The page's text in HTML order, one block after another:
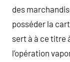
des
posséder la
sert à à ce titre
l’opération